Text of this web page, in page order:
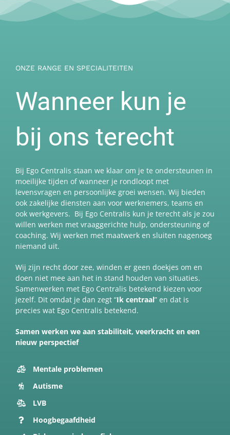
ONZE RANGE EN SPECIALITEITEN
Wanneer kun je
bij ons terecht
Bij Ego Centralis staan we klaar om je te ondersteunen in
moeilijke tijden of wanneer je rondloopt met
levensvragen en persoonlijke groei wensen. Wij bieden
ook zakelijke diensten aan voor werknemers, teams en
ook werkgevers. Bij Ego Centralis kun je terecht als je zou
willen werken met vraaggerichte hulp, ondersteuning of
coaching. Wij werken met maatwerk en sluiten nagenoeg
niemand uit.
Wij zijn recht door zee, winden er geen doekjes om en
doen niet mee aan het in stand houden van situaties.
Samenwerken met Ego Centralis betekend kiezen voor
jezelf. Dit omdat je dan zegt “Ik centraal” en dat is
precies wat Ego Centralis betekend.
Samen werken we aan stabiliteit, veerkracht en een
nieuw perspectief
Mentale problemen
Autisme
LVB
Hoogbegaafdheid